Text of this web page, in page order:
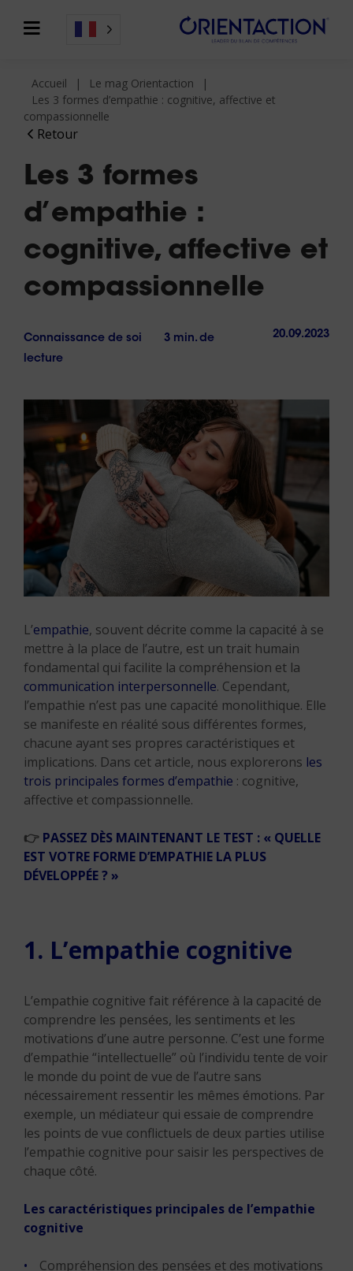
Retour
Accueil
Le mag Orientaction
Les 3 formes d’empathie : cognitive, affective et
compassionnelle
Les 3 formes
d’empathie :
cognitive, affective et
compassionnelle
Connaissance de soi
3 min. de
lecture
20.09.2023
L’empathie, souvent décrite comme la capacité à se
mettre à la place de l’autre, est un trait humain
fondamental qui facilite la compréhension et la
communication interpersonnelle. Cependant,
l’empathie n’est pas une capacité monolithique. Elle
se manifeste en réalité sous différentes formes,
chacune ayant ses propres caractéristiques et
implications. Dans cet article, nous explorerons les
trois principales formes d’empathie : cognitive,
affective et compassionnelle.
👉 PASSEZ DÈS MAINTENANT LE TEST : « QUELLE
EST VOTRE FORME D’EMPATHIE LA PLUS
DÉVELOPPÉE ? »
1. L’empathie cognitive
L’empathie cognitive fait référence à la capacité de
comprendre les pensées, les sentiments et les
motivations d’une autre personne. C’est une forme
d’empathie “intellectuelle” où l’individu tente de voir
le monde du point de vue de l’autre sans
nécessairement ressentir les mêmes émotions. Par
exemple, un médiateur qui essaie de comprendre
les points de vue conflictuels de deux parties utilise
l’empathie cognitive pour saisir les perspectives de
chaque côté.
Les caractéristiques principales de l’empathie
cognitive
Compréhension des pensées et des motivations